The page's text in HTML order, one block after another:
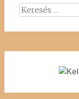
Keresés: